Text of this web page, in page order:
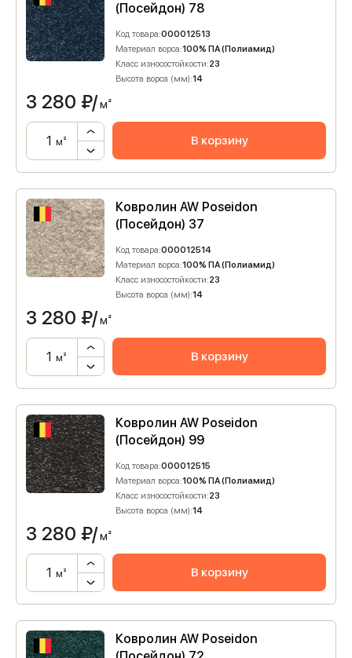
(Посейдон) 78
Код товара:000012513
Материал ворса:100% ПА (Полиамид)
Класс износостойкости:23
Высота ворса (мм):14
3 280 ₽/м²
м² В корзину
Ковролин AW Poseidon
(Посейдон) 37
Код товара:000012514
Материал ворса:100% ПА (Полиамид)
Класс износостойкости:23
Высота ворса (мм):14
3 280 ₽/м²
м² В корзину
Ковролин AW Poseidon
(Посейдон) 99
Код товара:000012515
Материал ворса:100% ПА (Полиамид)
Класс износостойкости:23
Высота ворса (мм):14
3 280 ₽/м²
м² В корзину
Ковролин AW Poseidon